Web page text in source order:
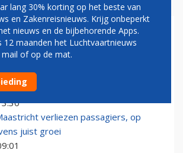
halfjaar van Eindhoven naar
verliezen passagiers, op
juist groei
lang 30% korting op het beste van
en Zakenreisnieuws. Krijg onbeperkt
nieuws en de bijbehorende Apps.
12 maanden het Luchtvaartnieuws
of op de mat.